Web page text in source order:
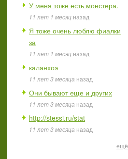
У меня тоже есть монстера.
11 лет 1 месяц назад
Я тоже очень люблю фиалки
за
11 лет 1 месяц назад
каланхоэ
11 лет 3 месяца назад
Они бывают еще и других
11 лет 3 месяца назад
http://stessi.ru/stat
11 лет 3 месяца назад
ещё